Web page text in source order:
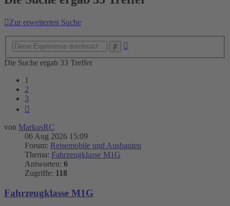
Zur erweiterten Suche
Die Suche ergab 33 Treffer
1
2
3
von MarkusRC
06 Aug 2026 15:09
Forum: Reisemobile und Ausbauten
Thema: Fahrzeugklasse M1G
Antworten: 6
Zugriffe: 118
Fahrzeugklasse M1G